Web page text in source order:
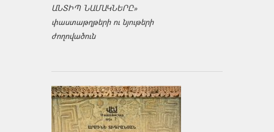
ԱՆՏԻՊ ՆԱՄԱԿՆԵՐԸ»
փաստաթղթերի ու նյութերի
ժողովածուն